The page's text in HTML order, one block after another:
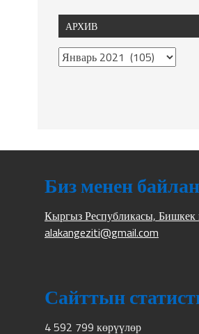
АРХИВ
Биз менен
Кыргыз Республикасы,
alakangeziti@gmail.com
Сайттын
4 592 799 көрүүлөр